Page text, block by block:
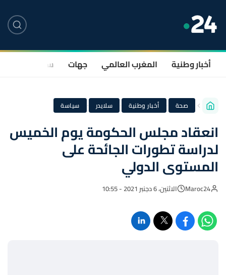
أخبار وطنية المغرب العالمي جهات سياسة
صحة · أخبار وطنية · سلايدر · سياسة
انعقاد مجلس الحكومة يوم الخميس
لدراسة تطورات الجائحة على
المستوى الدولي
Maroc24 الاثنين، 6 دجنبر 2021 - 10:55